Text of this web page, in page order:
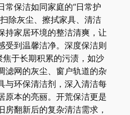
常保洁如同家庭的“日常护
除灰尘、擦拭家具、清洁
持家居环境的整洁清爽，让
受到温馨洁净。深度保洁则
焦于长期积累的污渍，如沙
滤网的灰尘、窗户轨道的杂
与环保清洁剂，深入清洁每
原本的亮丽。开荒保洁更是
房翻新后的复杂清洁需求，